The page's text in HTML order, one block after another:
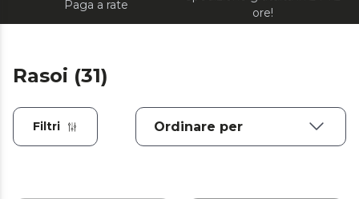
Paga a rate
ore!
Rasoi (31)
Filtri